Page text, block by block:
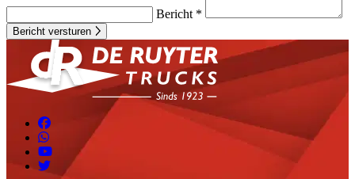
Bericht *
Bericht versturen